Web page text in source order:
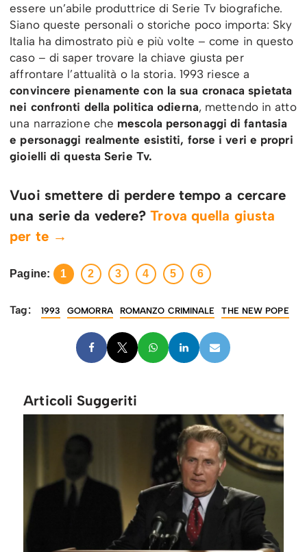
essere un’abile produttrice di Serie Tv biografiche.
Siano queste personali o storiche poco importa: Sky
Italia ha dimostrato più e più volte – come in questo
caso – di saper trovare la chiave giusta per
affrontare l’attualità o la storia. 1993 riesce a
convincere pienamente con la sua cronaca spietata
nei confronti della politica odierna, mettendo in atto
una narrazione che mescola personaggi di fantasia
e personaggi realmente esistiti, forse i veri e propri
gioielli di questa Serie Tv.
Vuoi smettere di perdere tempo a cercare
una serie da vedere?Trova quella giusta
per te →
Pagine: 1 2 3 4 5 6
Tag: 1993 GOMORRA ROMANZO CRIMINALE THE NEW POPE
Articoli Suggeriti